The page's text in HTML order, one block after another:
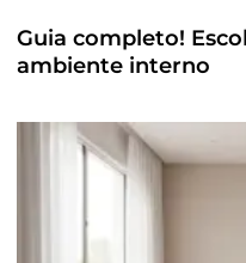
Guia completo!
ambiente interno